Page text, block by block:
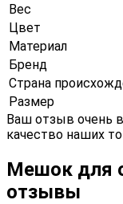
Вес
Цвет
Материал
Бренд
Страна
Размер
Ваш отзыв очень
качество наших
Мешок для
отзывы